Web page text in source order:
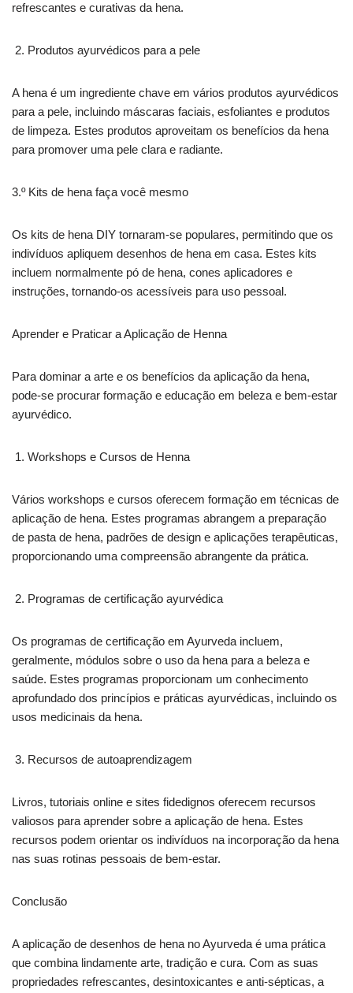
refrescantes e curativas da hena.
Produtos ayurvédicos para a pele
A hena é um ingrediente chave em vários produtos ayurvédicos
para a pele, incluindo máscaras faciais, esfoliantes e produtos
de limpeza. Estes produtos aproveitam os benefícios da hena
para promover uma pele clara e radiante.
3.º Kits de hena faça você mesmo
Os kits de hena DIY tornaram-se populares, permitindo que os
indivíduos apliquem desenhos de hena em casa. Estes kits
incluem normalmente pó de hena, cones aplicadores e
instruções, tornando-os acessíveis para uso pessoal.
Aprender e Praticar a Aplicação de Henna
Para dominar a arte e os benefícios da aplicação da hena,
pode-se procurar formação e educação em beleza e bem-estar
ayurvédico.
Workshops e Cursos de Henna
Vários workshops e cursos oferecem formação em técnicas de
aplicação de hena. Estes programas abrangem a preparação
de pasta de hena, padrões de design e aplicações terapêuticas,
proporcionando uma compreensão abrangente da prática.
Programas de certificação ayurvédica
Os programas de certificação em Ayurveda incluem,
geralmente, módulos sobre o uso da hena para a beleza e
saúde. Estes programas proporcionam um conhecimento
aprofundado dos princípios e práticas ayurvédicas, incluindo os
usos medicinais da hena.
Recursos de autoaprendizagem
Livros, tutoriais online e sites fidedignos oferecem recursos
valiosos para aprender sobre a aplicação de hena. Estes
recursos podem orientar os indivíduos na incorporação da hena
nas suas rotinas pessoais de bem-estar.
Conclusão
A aplicação de desenhos de hena no Ayurveda é uma prática
que combina lindamente arte, tradição e cura. Com as suas
propriedades refrescantes, desintoxicantes e anti-sépticas, a